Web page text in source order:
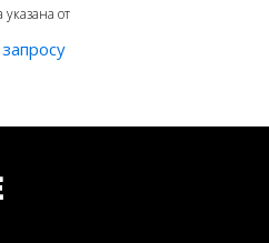
указана от